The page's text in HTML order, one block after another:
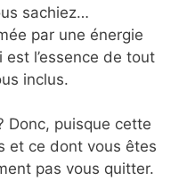
sachiez…
par une énergie
l’essence de tout
inclus.
Donc, puisque cette
et ce dont vous êtes
pas vous quitter.